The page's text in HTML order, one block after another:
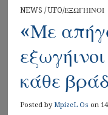
NEWS /UFO/ΕΞΩΓΗΙΝΟΙ
«Με
κάθε
Posted by MpizeL Os on